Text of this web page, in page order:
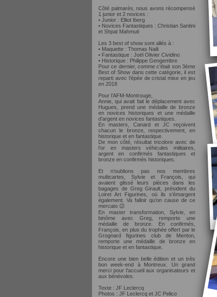
Côté palmarès, nous avons récompensé
1 junior et 2 novices :
• Junior : Elliot Iberg
• Novices Fantastiques : Christian Santini
et Shpat Mahmuti
Les 3 best of show sont allés à :
• Maquette : Thomas Naili
• Fantastique : Joël Olivier Cividino
• Historique : Philippe Gengembre
Pour ce dernier, comme c’était son 3ème
Best of Show dans cette catégorie, il est
reparti avec l’épée de cristal mise en jeu
en 2018
Pour l’AFM-Montrouge,
Annie, qui avait fait le déplacement avec
Hugues, prend une médaille de bronze
en novices historiques et une médaille
d’argent en novices fantastiques.
En masters, Canard et JC reçoivent
chacun le bronze, respectivement, en
historique et en fantastique.
De mon côté, résultat tricolore avec de
l’or en masters véhicules militaires,
argent en confirmés fantastiques et
bronze en confirmés historiques.
Et n’oublions pas nos membres
multicartes, Sylvie et François, qui
avaient glissé leurs pièces dans les
bagages de Greg Girault, président du
Loiret Art Figurines, où ils s’émargent
également. Va falloir qu’on cause de ce
mercato 😉
En master transformation, Sylvie, en
binôme avec Greg, remporte une
médaille de bronze. En confirmés,
François, en plus du trophée offert par le
Grognard figurines club de Menton,
remporte une médaille de bronze en
historique et en fantastique.
Encore une bien belle édition et un très
bon week-end à Montreux. Un grand
merci pour l'accueil aux organisateurs et
aux bénévoles.
Texte : JF Leclercq
Photos : JF Leclercq et JC Pelico